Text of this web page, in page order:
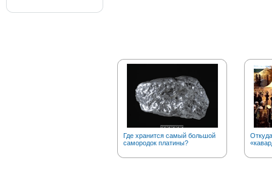
Где хранится самый большой
самородок платины?